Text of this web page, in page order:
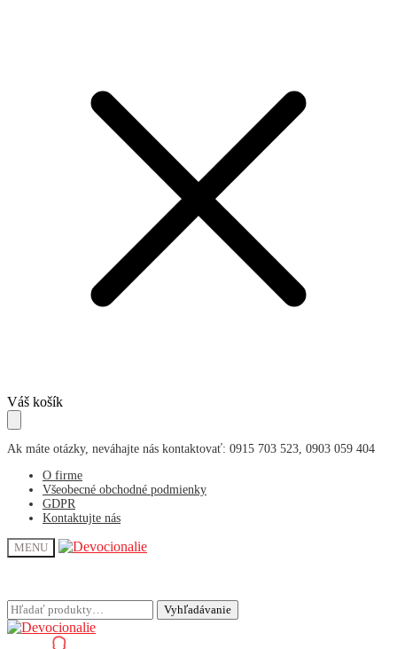
Skip
to
navigation
Skip
to
content
Váš košík
Ak máte otázky, neváhajte nás kontaktovať: 0915 703 523, 0903 059 404
O firme
Všeobecné obchodné podmienky
GDPR
Kontaktujte nás
MENU
Hľadať: Vyhľadávanie
Hľadať: Vyhľadávanie